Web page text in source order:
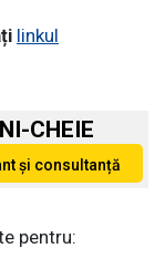
linkul
CHEIE
pentru: